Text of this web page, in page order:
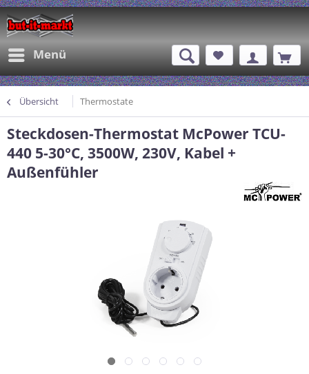
Menü
Übersicht Thermostate
Steckdosen-Thermostat McPower TCU-
440 5-30°C, 3500W, 230V, Kabel +
Außenfühler